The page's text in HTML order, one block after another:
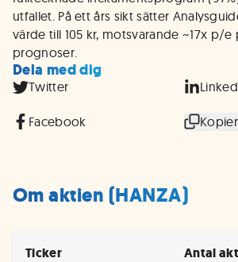
utfallet. På ett års sikt sätter
värde till 105 kr, motsvarande ~17x p/e
prognoser.
Dela med dig
Twitter
Facebook
Om aktien (HANZA)
Ticker Antal